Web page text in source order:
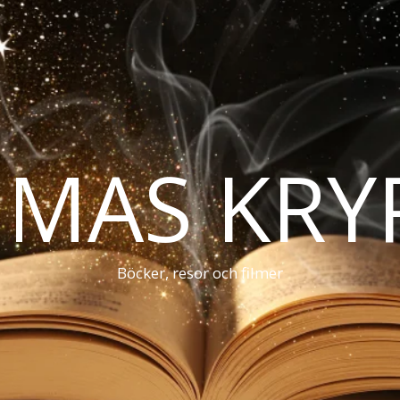
Böcker, resor och filmer